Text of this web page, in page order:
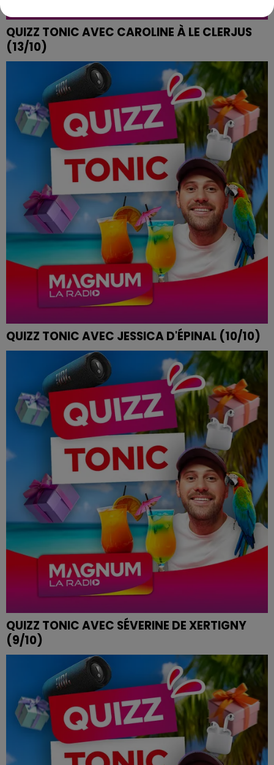
QUIZZ TONIC AVEC CAROLINE À LE CLERJUS
(13/10)
QUIZZ TONIC AVEC JESSICA D'ÉPINAL (10/10)
QUIZZ TONIC AVEC SÉVERINE DE XERTIGNY
(9/10)